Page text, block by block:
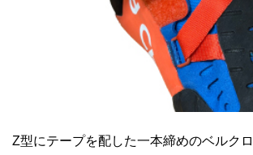
Z型にテープを配した一本締めのベルク